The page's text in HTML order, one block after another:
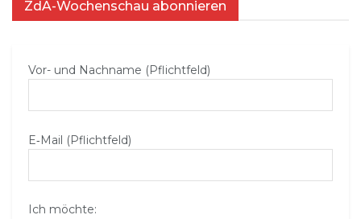
ZdA-Wochenschau abonnieren
Vor- und Nachname (Pflichtfeld)
E‑Mail (Pflichtfeld)
Ich möchte: